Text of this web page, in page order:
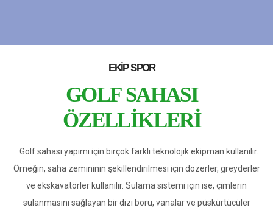
EKIP SPOR
GOLF SAHASI
ÖZELLIKLERI
Golf sahası yapımı için birçok farklı teknolojik ekipman kullanılır.
Örneğin, saha zemininin şekillendirilmesi için dozerler, greyderler
ve ekskavatörler kullanılır. Sulama sistemi için ise, çimlerin
sulanmasını sağlayan bir dizi boru, vanalar ve püskürtücüler